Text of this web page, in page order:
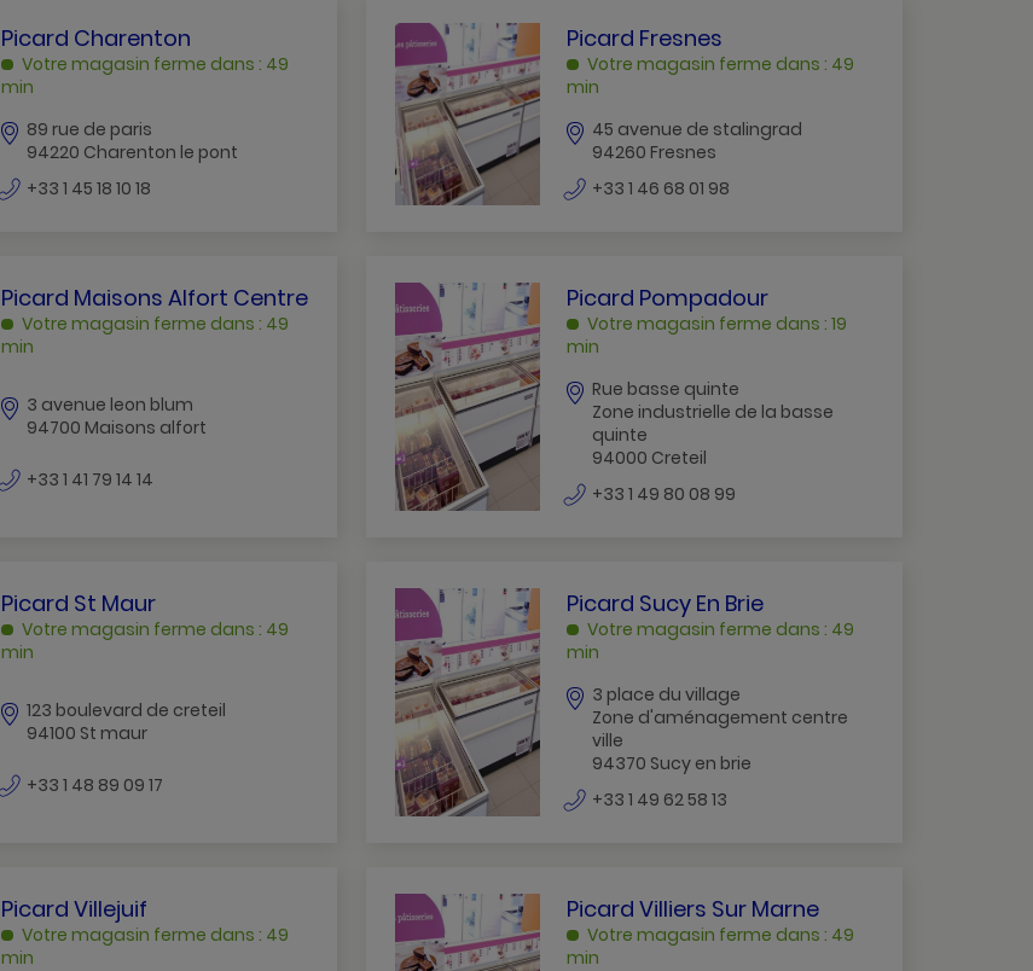
PICARD
CHARENTON
CHARENTON
PONT
Picard Charenton
Votre magasin ferme dans : 49
min
89 rue de paris
94220 Charenton le pont
+33 1 45 18 10 18
PICARD
FRESNES
FRESNES
Picard Fresnes
Votre magasin ferme dans : 49
min
45 avenue de stalingrad
94260 Fresnes
+33 1 46 68 01 98
PICARD
MAISONS
ALFORT
MAISONS
ALFORT
Picard Maisons Alfort Centre
Votre magasin ferme dans : 49
min
3 avenue leon blum
94700 Maisons alfort
+33 1 41 79 14 14
PICARD
POMPADOUR
CRETEIL
Picard Pompadour
Votre magasin ferme dans : 19
min
Rue basse quinte
Zone industrielle de la basse
quinte
94000 Creteil
+33 1 49 80 08 99
PICARD
ST
MAUR
MAUR
Picard St Maur
Votre magasin ferme dans : 49
min
123 boulevard de creteil
94100 St maur
+33 1 48 89 09 17
PICARD
SUCY
EN
SUCY
BRIE
Picard Sucy En Brie
Votre magasin ferme dans : 49
min
3 place du village
Zone d'aménagement centre
ville
94370 Sucy en brie
+33 1 49 62 58 13
PICARD
VILLEJUIF
VILLEJUIF
Picard Villejuif
Votre magasin ferme dans : 49
min
PICARD
VILLIERS
SUR
Picard Villiers Sur Marne
Votre magasin ferme dans : 49
min